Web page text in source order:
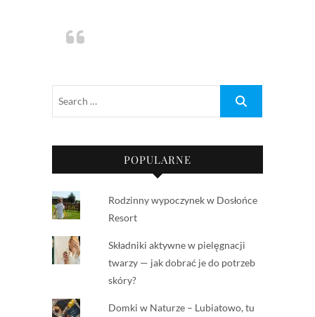
POPULARNE
Rodzinny wypoczynek w Dosłońce
Resort
Składniki aktywne w pielęgnacji
twarzy — jak dobrać je do potrzeb
skóry?
Domki w Naturze – Lubiatowo, tu